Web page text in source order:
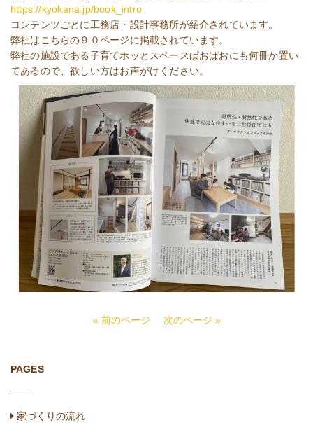
https://kyokana.jp/book_intro
コンテンツごとに工務店・設計事務所が紹介されています。
弊社はこちらの９０ページに掲載されています。
弊社の施設である子育てホッとスペースぱおぱおにも何冊か置い
てあるので、欲しい方はお声がけください。
« 前のページ 次のページ »
PAGES
家づくりの流れ